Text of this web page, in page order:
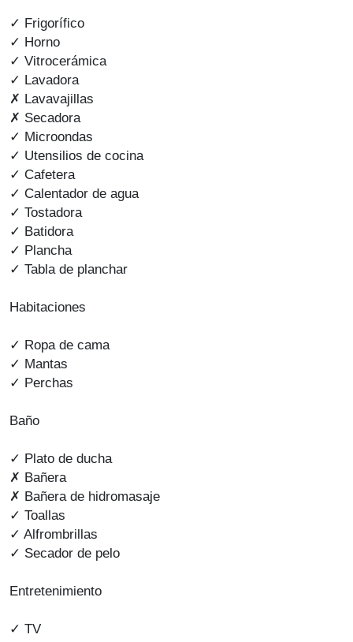
✓ Frigorífico
✓ Horno
✓ Vitrocerámica
✓ Lavadora
✗ Lavavajillas
✗ Secadora
✓ Microondas
✓ Utensilios de cocina
✓ Cafetera
✓ Calentador de agua
✓ Tostadora
✓ Batidora
✓ Plancha
✓ Tabla de planchar
Habitaciones
✓ Ropa de cama
✓ Mantas
✓ Perchas
Baño
✓ Plato de ducha
✗ Bañera
✗ Bañera de hidromasaje
✓ Toallas
✓ Alfrombrillas
✓ Secador de pelo
Entretenimiento
✓ TV